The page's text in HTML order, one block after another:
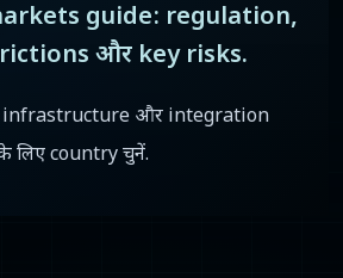
guide: regulation,
और key risks.
infrastructure और integration
लिए country चुनें.